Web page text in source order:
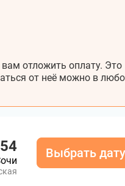
отложить оплату. Это
от неё можно в
Выбрать дату